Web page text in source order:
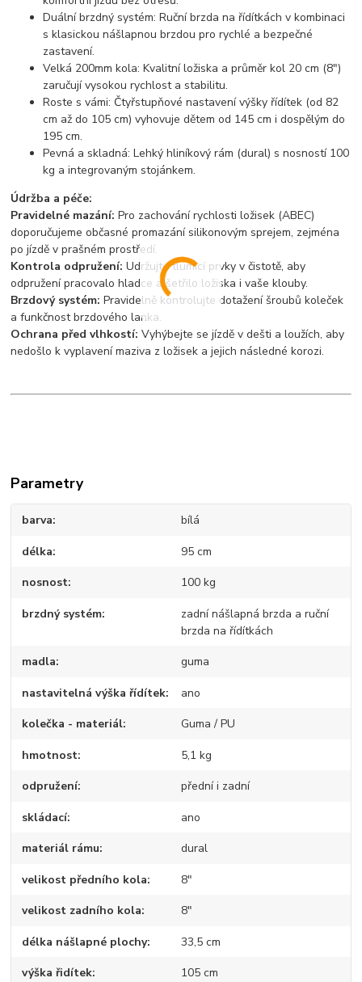
Duální brzdný systém: Ruční brzda na řídítkách v kombinaci
s klasickou nášlapnou brzdou pro rychlé a bezpečné
zastavení.
Velká 200mm kola: Kvalitní ložiska a průměr kol 20 cm (8")
zaručují vysokou rychlost a stabilitu.
Roste s vámi: Čtyřstupňové nastavení výšky řídítek (od 82
cm až do 105 cm) vyhovuje dětem od 145 cm i dospělým do
195 cm.
Pevná a skladná: Lehký hliníkový rám (dural) s nosností 100
kg a integrovaným stojánkem.
Údržba a péče:
​Pravidelné mazání: Pro zachování rychlosti ložisek (ABEC)
doporučujeme občasné promazání silikonovým sprejem, zejména
po jízdě v prašném prostředí.
​Kontrola odpružení:Udržujte tlumicí prvky v čistotě, aby
odpružení pracovalo hladce a šetřilo ložiska i vaše klouby.
​Brzdový systém: Pravidelně kontrolujte dotažení šroubů koleček
a funkčnost brzdového lanka.
​Ochrana před vlhkostí: Vyhýbejte se jízdě v dešti a loužích, aby
nedošlo k vyplavení maziva z ložisek a jejich následné korozi.
Parametry
barva bílá
délka 95 cm
nosnost 100 kg
brzdný systém
zadní nášlapná brzda a ruční
brzda na řídítkách
madla guma
nastavitelná výška řídítek ano
kolečka - materiál Guma / PU
hmotnost 5,1 kg
odpružení přední i zadní
skládací ano
materiál rámu dural
velikost předního kola 8"
velikost zadního kola 8"
délka nášlapné plochy 33,5 cm
výška řidítek 105 cm